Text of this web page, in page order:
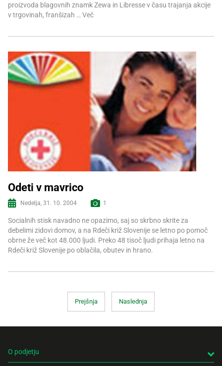
proizvoda blagovnih znamk Zewa in Libresse v času trajanja akcije
v trgovinah, franšizah … Več
Več informacij
Odeti v mavrico
Nedelja, 31. 10. 2004 1
Socialnih stisk navadno ne opazimo, saj so skrbno skrite za
debelimi zidovi domov, a na Rdeči križ Slovenije se letno po pomoč
obrne že več kot 48.000 ljudi. Preko 48 tisoč ljudi prihaja letno na
Rdeči križ Slovenije po oblačila, obutev in hrano.
Prejšnja Naslednja
O podjetju